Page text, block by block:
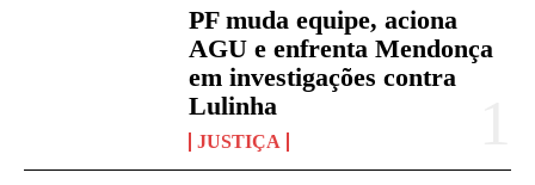
PF muda equipe, aciona
AGU e enfrenta Mendonça
em investigações contra
Lulinha
JUSTIÇA